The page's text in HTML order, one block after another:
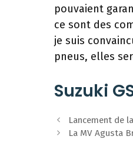
pouvaient
ce sont des
je suis
pneus, elles
Suzuki
Navigation
des
Lancement de
La MV Agusta